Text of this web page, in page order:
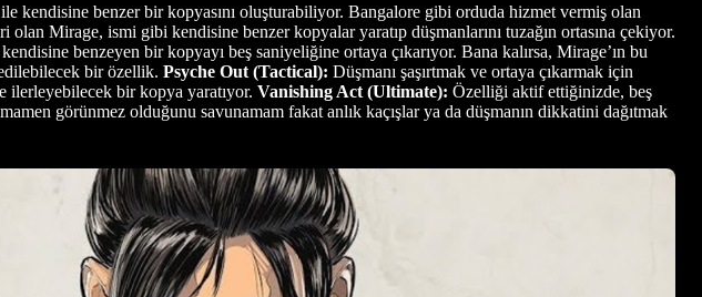
kendisine benzer bir kopyasını oluşturabiliyor. Bangalore gibi orduda hizmet vermiş olan
Mirage, ismi gibi kendisine benzer kopyalar yaratıp düşmanlarını tuzağın ortasına çekiyor.
benzeyen bir kopyayı beş saniyeliğine ortaya çıkarıyor. Bana kalırsa, Mirage’ın bu
bir özellik. Psyche Out (Tactical): Düşmanı şaşırtmak ve ortaya çıkarmak için
ilerleyebilecek bir kopya yaratıyor. Vanishing Act (Ultimate): Özelliği aktif ettiğinizde, beş
görünmez olduğunu savunamam fakat anlık kaçışlar ya da düşmanın dikkatini dağıtmak